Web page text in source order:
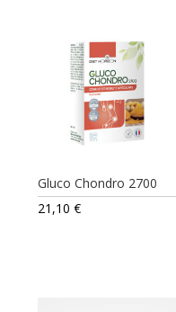
Gluco Chondro 2700
21,10€